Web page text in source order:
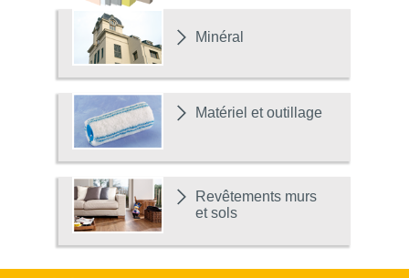
Minéral
Matériel et outillage
Revêtements murs
et sols